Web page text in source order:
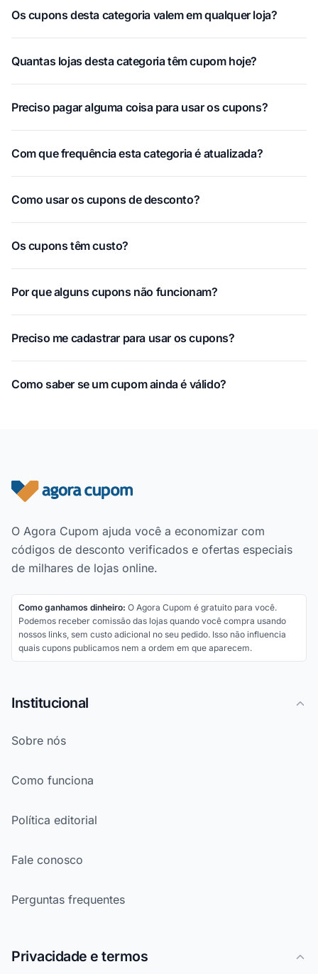
Os cupons desta categoria valem em qualquer loja?
Quantas lojas desta categoria têm cupom hoje?
Preciso pagar alguma coisa para usar os cupons?
Com que frequência esta categoria é atualizada?
Como usar os cupons de desconto?
Os cupons têm custo?
Por que alguns cupons não funcionam?
Preciso me cadastrar para usar os cupons?
Como saber se um cupom ainda é válido?
Rodapé do site
O Agora Cupom ajuda você a economizar com
códigos de desconto verificados e ofertas especiais
de milhares de lojas online.
Como ganhamos dinheiro: O Agora Cupom é gratuito para você.
Podemos receber comissão das lojas quando você compra usando
nossos links, sem custo adicional no seu pedido. Isso não influencia
quais cupons publicamos nem a ordem em que aparecem.
Institucional
Sobre nós
Como funciona
Política editorial
Fale conosco
Perguntas frequentes
Privacidade e termos